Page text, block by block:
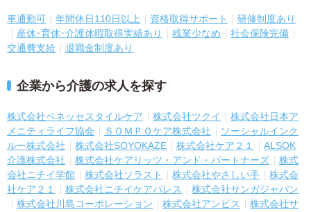
車通勤可 年間休日110日以上 資格取得サポート
研修制度あり
産休･育休･介護休暇取得実績あり
残業少なめ
社会保険完備
交通費支給
退職金制度あり
企業から介護の求人を探す
株式会社ベネッセスタイルケア 株式会社ツクイ
株式会社日本ア
メニティライフ協会
ＳＯＭＰＯケア株式会社
ソーシャルインク
ルー株式会社
株式会社SOYOKAZE 株式会社ケア２１
ALSOK
介護株式会社
株式会社ケアリッツ・アンド・パートナーズ
株式
会社ニチイ学館
株式会社ソラスト 株式会社やさしい手
株式会
社ケア２１
株式会社ニチイケアパレス
株式会社サンガジャパン
株式会社川島コーポレーション
株式会社アンビス
株式会社サ